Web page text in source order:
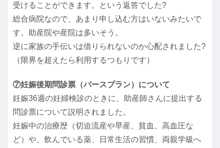
受けることができます。という返答でした?
総合病院なので、あまり申し込む方はいないみたいで
す。助産院や産院は多いそう。
逆に家族の手伝いは借りられないのか心配されました?
（限界を超えたら利用するつもりです）
⑦妊娠後期問診票（バースプラン）について
妊娠36週の妊婦検診のときに、助産師さんに提出する
問診票について説明されました。
妊娠中の治療歴（切迫流産や早産、貧血、高血圧な
ど）や、飲んでいる薬、日常生活の習慣、両親学級へ